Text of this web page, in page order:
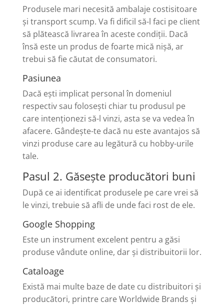
Produsele mari necesită ambalaje costisitoare
și transport scump. Va fi dificil să-l faci pe client
să plătească livrarea în aceste condiții. Dacă
însă este un produs de foarte mică nișă, ar
trebui să fie căutat de consumatori.
Pasiunea
Dacă ești implicat personal în domeniul
respectiv sau folosești chiar tu produsul pe
care intenționezi să-l vinzi, asta se va vedea în
afacere. Gândește-te dacă nu este avantajos să
vinzi produse care au legătură cu hobby-urile
tale.
Pasul 2. Găsește producători buni
După ce ai identificat produsele pe care vrei să
le vinzi, trebuie să afli de unde faci rost de ele.
Google Shopping
Este un instrument excelent pentru a găsi
produse vândute online, dar și distribuitorii lor.
Cataloage
Există mai multe baze de date cu distribuitori și
producători, printre care Worldwide Brands și